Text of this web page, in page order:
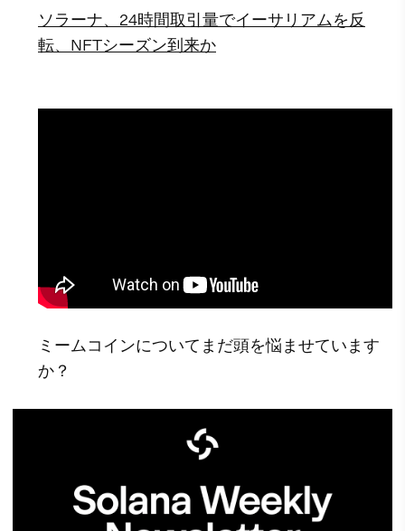
ソラーナ、24時間取引量でイーサリアムを反
転、NFTシーズン到来か
ミームコインについてまだ頭を悩ませています
か？